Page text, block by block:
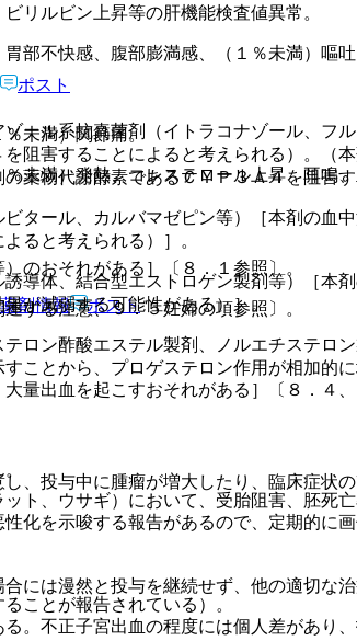
ール系抗真菌剤（イトラコナゾール、フ
阻害することによると考えられる）。（
薬物代謝酵素であるＣＹＰ３Ａ４を阻害
ール、カルバマゼピン等）［本剤の血
ると考えられる）］。
体、結合型エストロゲン製剤等）［本
が減弱する可能性がある）］。
ン酢酸エステル製剤、ノルエチステロ
ことから、プロゲステロン作用が相加的
ト、ウサギ）において、受胎阻害、胚死
ことが報告されている）。
リルビン上昇等の肝機能検査値異常。
不快感、腹部膨満感、（１％未満）嘔吐
未満）関節痛。
未満）発熱、コレステロール上昇、耳鳴
のおそれがある］〔８．１参照〕。
する注意、９．５妊婦の項参照〕。
出血を起こすおそれがある］〔８．４
投与中に腫瘤が増大したり、臨床症状
を示唆する報告があるので、定期的に
は漫然と投与を継続せず、他の適切な治
不正子宮出血の程度には個人差があり
ポスト
薬剤情報 ポスト